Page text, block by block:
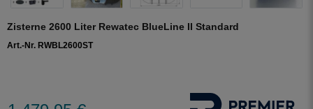
Zisterne 2600 Liter Rewatec BlueLine II Standard
Art.-Nr. RWBL2600ST